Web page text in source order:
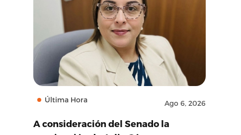
Última Hora Ago 6, 2026
A consideración del Senado la